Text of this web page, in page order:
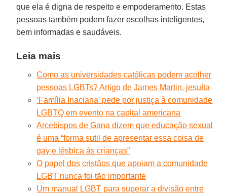
que ela é digna de respeito e empoderamento. Estas
pessoas também podem fazer escolhas inteligentes,
bem informadas e saudáveis.
Leia mais
Como as universidades católicas podem acolher
pessoas LGBTs? Artigo de James Martin, jesuíta
‘Família Inaciana’ pede por justiça à comunidade
LGBTQ em evento na capital americana
Arcebispos de Gana dizem que educação sexual
é uma “forma sutil de apresentar essa coisa de
gay e lésbica às crianças”
O papel dos cristãos que apoiam a comunidade
LGBT nunca foi tão importante
Um manual LGBT para superar a divisão entre